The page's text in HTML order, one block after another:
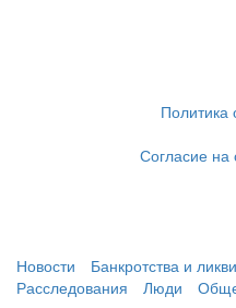
Политика
Согласие на
Новости Банкротства и
Расследования
Люди